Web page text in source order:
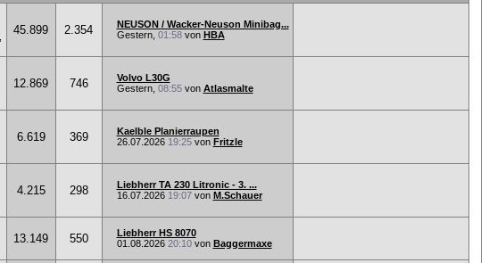
45.899 2.354
NEUSON / Wacker-Neuson Minibag...
Gestern, 01:58von HBA
12.869 746
Volvo L30G
Gestern, 08:55von Atlasmalte
6.619 369
Kaelble Planierraupen
26.07.2026 19:25von Fritzle
4.215 298
Liebherr TA 230 Litronic - 3. ...
16.07.2026 19:07von M.Schauer
13.149 550
Liebherr HS 8070
01.08.2026 20:10von Baggermaxe